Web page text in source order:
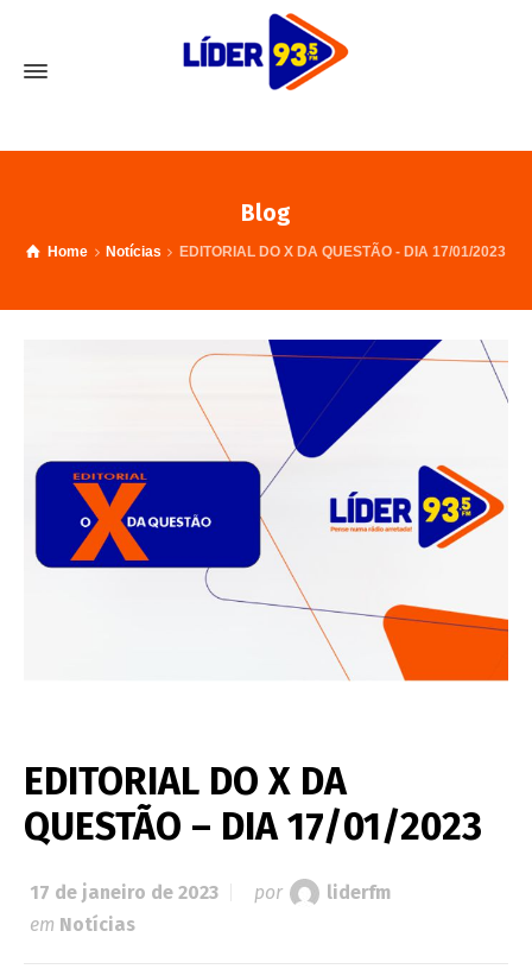
Blog
Home Notícias EDITORIAL DO X DA QUESTÃO - DIA 17/01/2023
EDITORIAL DO X DA
QUESTÃO – DIA 17/01/2023
17 de janeiro de 2023 por
liderfm
em Notícias